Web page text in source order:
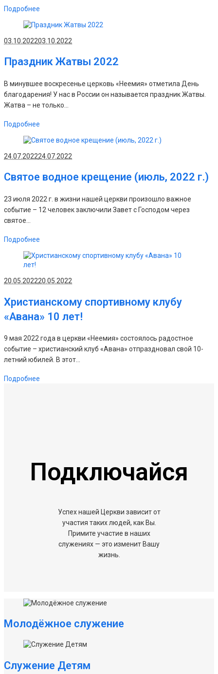
Подробнее
03.10.202203.10.2022
Праздник Жатвы 2022
В минувшее воскресенье церковь «Неемия» отметила День
благодарения! У нас в России он называется праздник Жатвы.
Жатва – не только...
Подробнее
24.07.202224.07.2022
Святое водное крещение (июль, 2022 г.)
23 июля 2022 г. в жизни нашей церкви произошло важное
событие – 12 человек заключили Завет с Господом через
святое...
Подробнее
20.05.202220.05.2022
Христианскому спортивному клубу
«Авана» 10 лет!
9 мая 2022 года в церкви «Неемия» состоялось радостное
событие – христианский клуб «Авана» отпраздновал свой 10-
летний юбилей. В этот...
Подробнее
Подключайся
Успех нашей Церкви зависит от
участия таких людей, как Вы.
Примите участие в наших
служениях — это изменит Вашу
жизнь.
Молодёжное служение
Служение Детям